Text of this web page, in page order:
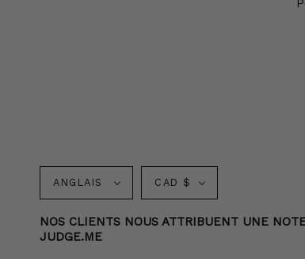
Langue
ANGLAIS Monnaie
CAD $
NOS CLIENTS NOUS ATTRIBUENT UNE
JUDGE.ME